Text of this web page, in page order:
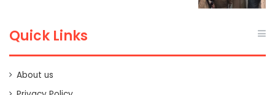
Quick Links
About us